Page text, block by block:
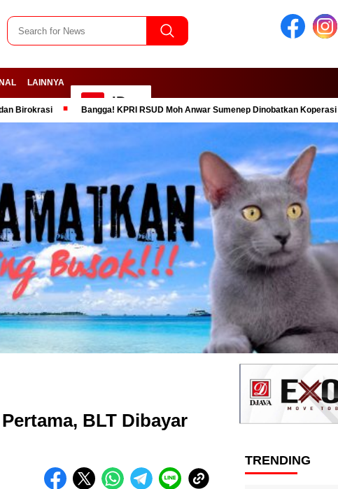
LAINNYA
ID
Bangga! KPRI RSUD Moh Anwar Sumenep Dinobatkan Koperasi Sehat
BLT Dibayar
TRENDING